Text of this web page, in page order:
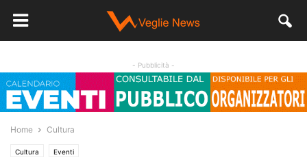
- Pubblicità -
Home Cultura
Cultura Eventi